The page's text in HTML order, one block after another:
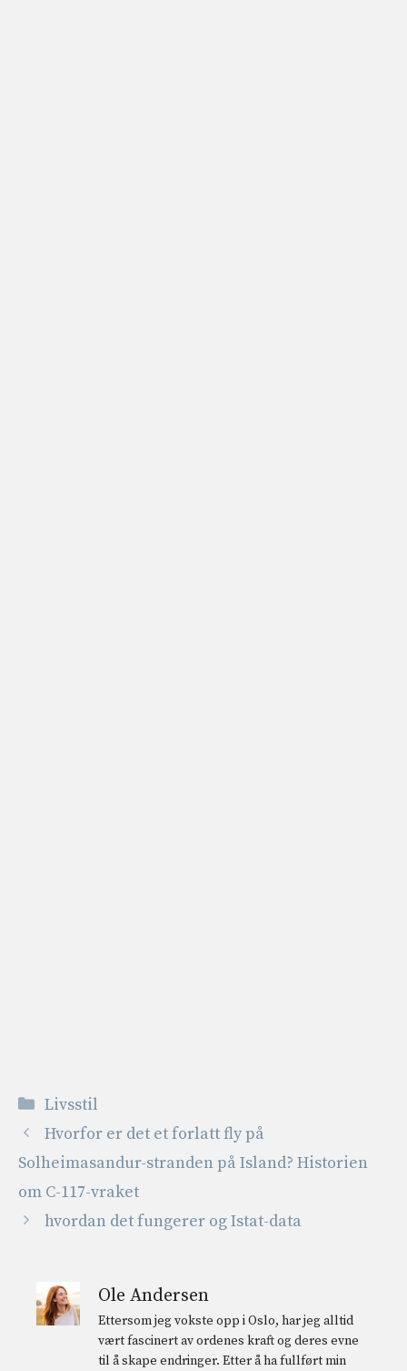
Kategorier
Livsstil
Hvorfor er det et forlatt fly på
Solheimasandur-stranden på Island? Historien
om C-117-vraket
hvordan det fungerer og Istat-data
Ole Andersen
Ettersom jeg vokste opp i Oslo, har jeg alltid
vært fascinert av ordenes kraft og deres evne
til å skape endringer. Etter å ha fullført min